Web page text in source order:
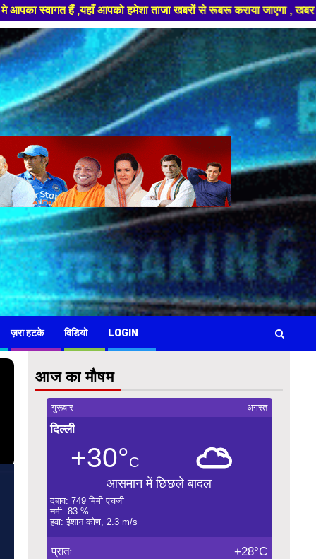
हमेशा ताजा खबरों से रूबरू कराया जाएगा , खबर ओर विज्ञापन के लिए
ज़रा हटके विडियो LOGIN
आज का मौषम
गुरूवार अगस्त
दिल्ली
+30°C
आसमान में छिछले बादल
दबाव: 749 मिमी एचजी
नमी: 83 %
हवा: ईशान कोण, 2.3 m/s
प्रातः +28°C